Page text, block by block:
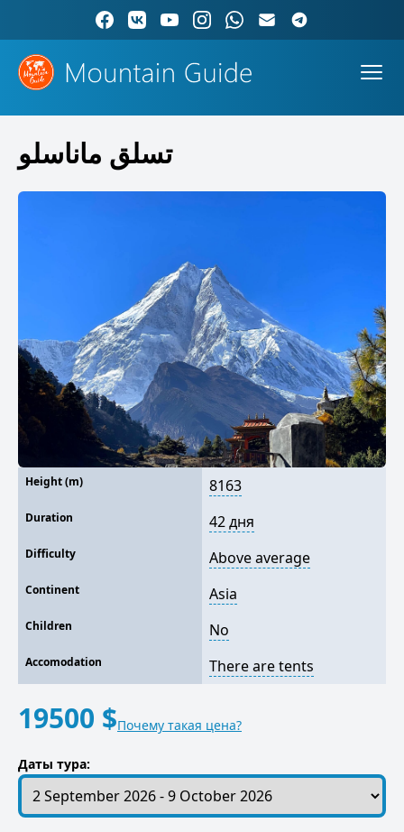
تسلق ماناسلو
Height (m) 8163
Duration 42 дня
Difficulty Above average
Continent Asia
Children No
Accomodation There are tents
19500 $Почему такая цена?
Даты тура: